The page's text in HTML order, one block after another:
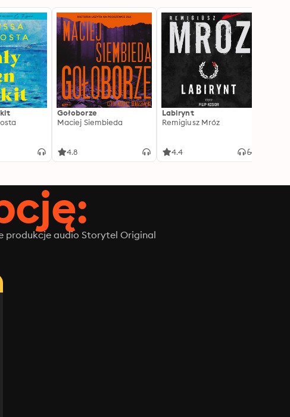
Gołoborze
Maciej Siembieda
4.8
Labirynt
Remigiusz Mróz
4.4
produkcje audio Storytel Original